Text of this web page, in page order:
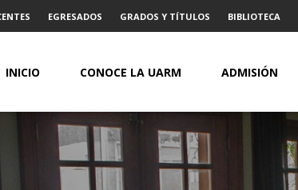
EGRESADOS GRADOS Y TÍTULOS BIBLIOTECA
INICIO CONOCE LA UARM ADMISIÓN